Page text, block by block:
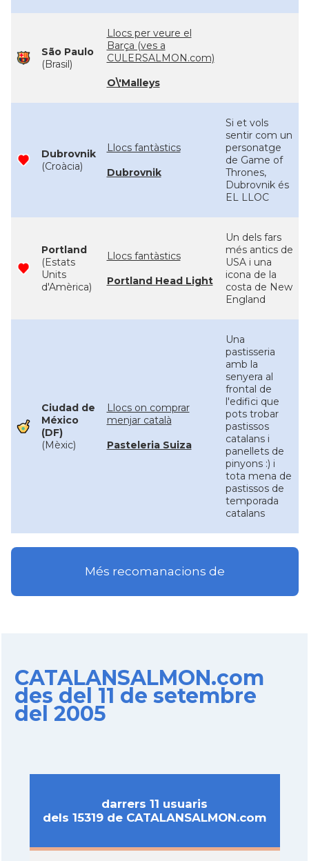
São Paulo
(Brasil)
Llocs per veure el
Barça (ves a
CULERSALMON.com)
O\'Malleys
Dubrovnik
(Croàcia)
Llocs fantàstics
Dubrovnik
Si et vols
sentir com un
personatge
de Game of
Thrones,
Dubrovnik és
EL LLOC
Portland
(Estats
Units
d'Amèrica)
Llocs fantàstics
Portland Head Light
Un dels fars
més antics de
USA i una
icona de la
costa de New
England
Ciudad de
México
(DF)
(Mèxic)
Llocs on comprar
menjar català
Pasteleria Suiza
Una
pastisseria
amb la
senyera al
frontal de
l'edifici que
pots trobar
pastissos
catalans i
panellets de
pinyons :) i
tota mena de
pastissos de
temporada
catalans
Més recomanacions de
CATALANSALMON.com
des del 11 de setembre
del 2005
darrers 11 usuaris
dels 15319 de CATALANSALMON.com